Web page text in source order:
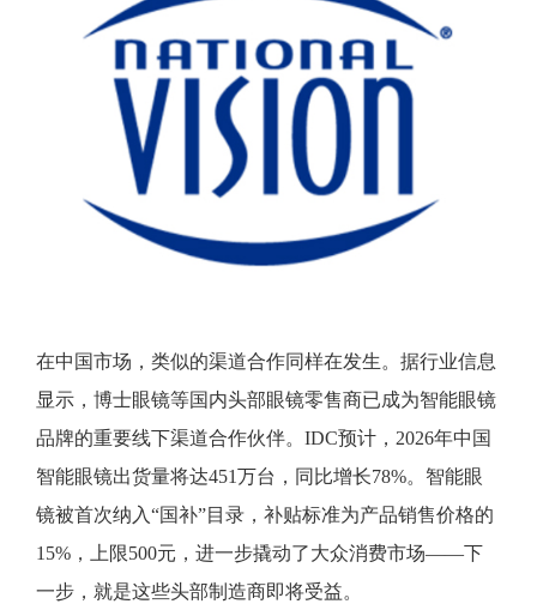
在中国市场，类似的渠道合作同样在发生。据行业信息
显示，博士眼镜等国内头部眼镜零售商已成为智能眼镜
品牌的重要线下渠道合作伙伴。IDC预计，2026年中国
智能眼镜出货量将达451万台，同比增长78%。智能眼
镜被首次纳入“国补”目录，补贴标准为产品销售价格的
15%，上限500元，进一步撬动了大众消费市场——下
一步，就是这些头部制造商即将受益。